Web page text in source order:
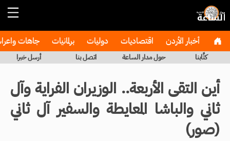
أخبار الأردن اقتصاديات دوليات برلمانيات جاهات
كتَّابنا حول مدار الساعة اتصل بنا أرسل خبرا
أين التقى الأربعة.. الوزيران الفراية وآل
ثاني والباشا المعايطة والسفير آل ثاني
(صور)